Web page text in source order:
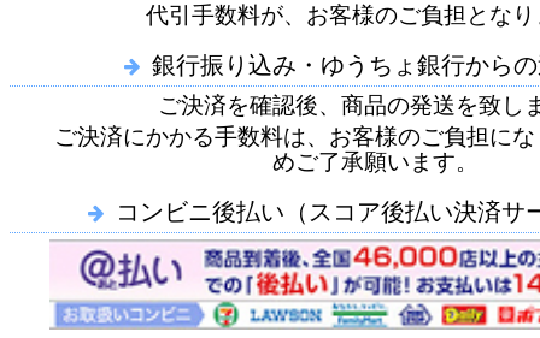
代引手数料が、お客様のご負担とな
銀行振り込み・ゆうちょ銀行から
ご決済を確認後、商品の発送を致し
ご決済にかかる手数料は、お客様のご負担に
めご了承願います。
コンビニ後払い（スコア後払い決済サ